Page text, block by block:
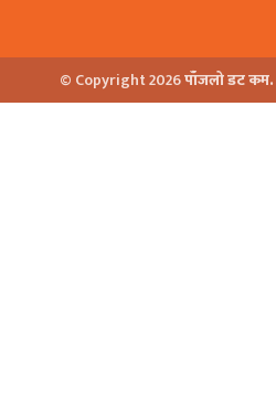
© Copyright 2026पाँजलो डट कम.